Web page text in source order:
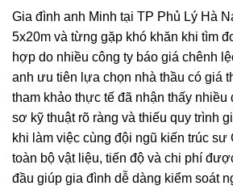
Gia đình anh Minh tại TP Phủ Lý Hà
5x20m và từng gặp khó khăn khi tìm
hợp do nhiều công ty báo giá chênh
anh ưu tiên lựa chọn nhà thầu có giá
tham khảo thực tế đã nhận thấy nhiều
sơ kỹ thuật rõ ràng và thiếu quy trình
khi làm việc cùng đội ngũ kiến trúc sư
toàn bộ vật liệu, tiến độ và chi phí
đầu giúp gia đình dễ dàng kiểm soát